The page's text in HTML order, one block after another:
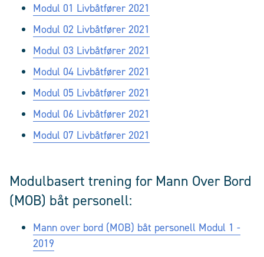
Modul 01 Livbåtfører 2021
Modul 02 Livbåtfører 2021
Modul 03 Livbåtfører 2021
Modul 04 Livbåtfører 2021
Modul 05 Livbåtfører 2021
Modul 06 Livbåtfører 2021
Modul 07 Livbåtfører 2021
Modulbasert trening for Mann Over Bord
(MOB) båt personell:
Mann over bord (MOB) båt personell Modul 1 -
2019